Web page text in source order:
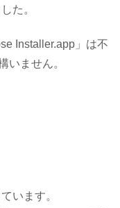
た。
Installer.app」は不
いません。
います。